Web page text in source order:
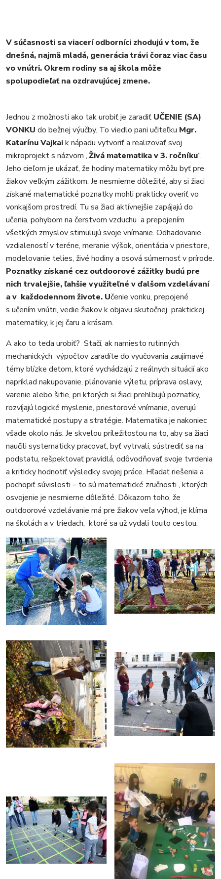
V súčasnosti sa viacerí odborníci zhodujú v tom, že
dnešná, najmä mladá, generácia trávi čoraz viac času
vo vnútri. Okrem rodiny sa aj škola môže
spolupodieľať na ozdravujúcej zmene.
Jednou z možností ako tak urobiť je zaradiť UČENIE (SA)
VONKU do bežnej výučby. To viedlo pani učiteľku Mgr.
Katarínu Vajkaik nápadu vytvoriť a realizovať svoj
mikroprojekt s názvom „Živá matematika v 3. ročníku“.
Jeho cieľom je ukázať, že hodiny matematiky môžu byť pre
žiakov veľkým zážitkom. Je nesmierne dôležité, aby si žiaci
získané matematické poznatky mohli prakticky overiť vo
vonkajšom prostredí. Tu sa žiaci aktívnejšie zapájajú do
učenia, pohybom na čerstvom vzduchu a prepojením
všetkých zmyslov stimulujú svoje vnímanie. Odhadovanie
vzdialeností v teréne, meranie výšok, orientácia v priestore,
modelovanie telies, živé hodiny a osová súmernosť v prírode.
Poznatky získané cez outdoorové zážitky budú pre
nich trvalejšie, ľahšie využiteľné v ďalšom vzdelávaní
a v každodennom živote. Učenie vonku, prepojené
s učením vnútri, vedie žiakov k objavu skutočnej praktickej
matematiky, k jej čaru a krásam.
A ako to teda urobiť? Stačí, ak namiesto rutinných
mechanických výpočtov zaradíte do vyučovania zaujímavé
témy blízke deťom, ktoré vychádzajú z reálnych situácií ako
napríklad nakupovanie, plánovanie výletu, príprava oslavy,
varenie alebo šitie, pri ktorých si žiaci prehlbujú poznatky,
rozvíjajú logické myslenie, priestorové vnímanie, overujú
matematické postupy a stratégie. Matematika je nakoniec
všade okolo nás. Je skvelou príležitosťou na to, aby sa žiaci
naučili systematicky pracovať, byť vytrvalí, sústrediť sa na
podstatu, rešpektovať pravidlá, odôvodňovať svoje tvrdenia
a kriticky hodnotiť výsledky svojej práce. Hľadať riešenia a
pochopiť súvislosti – to sú matematické zručnosti , ktorých
osvojenie je nesmierne dôležité. Dôkazom toho, že
outdoorové vzdelávanie má pre žiakov veľa výhod, je klíma
na školách a v triedach, ktoré sa už vydali touto cestou.